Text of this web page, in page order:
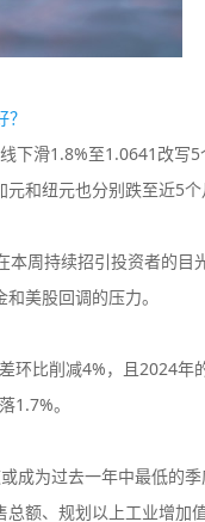
下滑1.8%至1.0641改写
和纽元也分别跌至近5个
本周持续招引投资者的目
美股回调的压力。
环比削减4%，且2024年
1.7%。
成为过去一年中最低的
额、规划以上工业增加值